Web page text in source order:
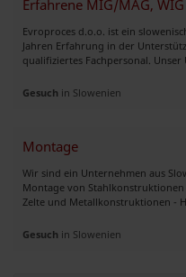
Evroproces d.o.o. ist ein
Jahren Erfahrung in der
qualifiziertes Fachpersonal. Unser
Gesuch in Slowenien
Montage
Wir sind ein Unternehmen aus
Montage von
Zelte und Metallkonstruktionen -
Gesuch in Slowenien